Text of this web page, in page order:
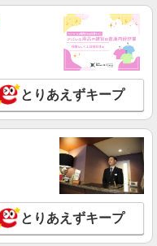
とりあえずキープ
とりあえずキープ